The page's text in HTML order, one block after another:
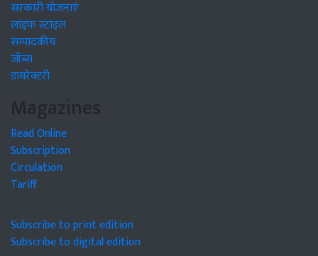
सरकारी योजनाएं
लाइफ स्टाइल
सम्पादकीय
जॉब्स
डायरेक्टरी
Magazines
Read Online
Subscription
Circulation
Tariff
Subscribe to print edition
Subscribe to digital edition